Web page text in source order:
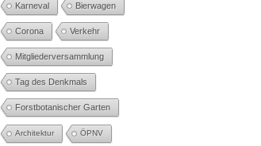
Karneval Bierwagen
Corona Verkehr
Mitgliederversammlung
Tag des Denkmals
Forstbotanischer Garten
Architektur ÖPNV